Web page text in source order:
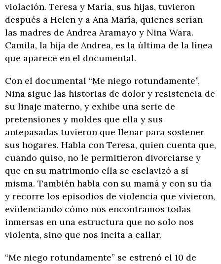
violación. Teresa y María, sus hijas, tuvieron
después a Helen y a Ana María, quienes serían
las madres de Andrea Aramayo y Nina Wara.
Camila, la hija de Andrea, es la última de la línea
que aparece en el documental.
Con el documental “Me niego rotundamente”,
Nina sigue las historias de dolor y resistencia de
su linaje materno, y exhibe una serie de
pretensiones y moldes que ella y sus
antepasadas tuvieron que llenar para sostener
sus hogares. Habla con Teresa, quien cuenta que,
cuando quiso, no le permitieron divorciarse y
que en su matrimonio ella se esclavizó a sí
misma. También habla con su mamá y con su tía
y recorre los episodios de violencia que vivieron,
evidenciando cómo nos encontramos todas
inmersas en una estructura que no solo nos
violenta, sino que nos incita a callar.
“Me niego rotundamente” se estrenó el 10 de